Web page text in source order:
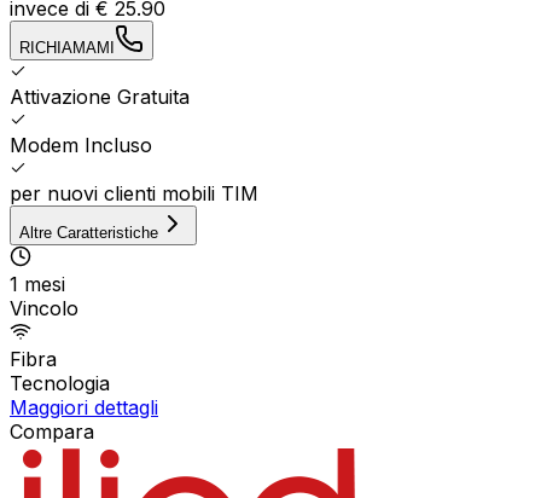
invece di € 25.90
RICHIAMAMI
Attivazione Gratuita
Modem Incluso
per nuovi clienti mobili TIM
Altre Caratteristiche
1 mesi
Vincolo
Fibra
Tecnologia
Maggiori dettagli
Compara